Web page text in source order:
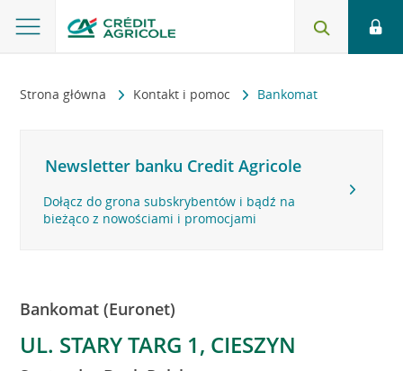
Strona główna Kontakt i pomoc Bankomat
Newsletter banku Credit Agricole
Dołącz do grona subskrybentów i bądź na
bieżąco z nowościami i promocjami
Bankomat (Euronet)
UL. STARY TARG 1, CIESZYN